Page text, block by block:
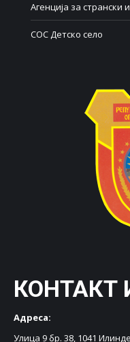
Агенција за странски
СОС Детско село
КОНТАКТ
Адреса:
Улица 9 бр. 38, 1041